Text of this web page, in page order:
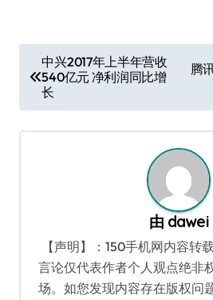
章
导
航
中兴2017年上半年营收
540亿元 净利润同比增
长
腾
由 dawei
【声明】：150手机网内容转
言论仅代表作者个人观点绝非
场。如您发现内容存在版权问